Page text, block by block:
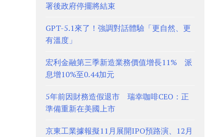
署後政府停擺將結束
GPT-5.1來了！強調對話體驗「更自然、更
有溫度」
宏利金融第三季新造業務價值增長11% 派
息增10%至0.44加元
5年前因財務造假退市 瑞幸咖啡CEO：正
準備重新在美國上市
京東工業據報擬11月展開IPO預路演、12月